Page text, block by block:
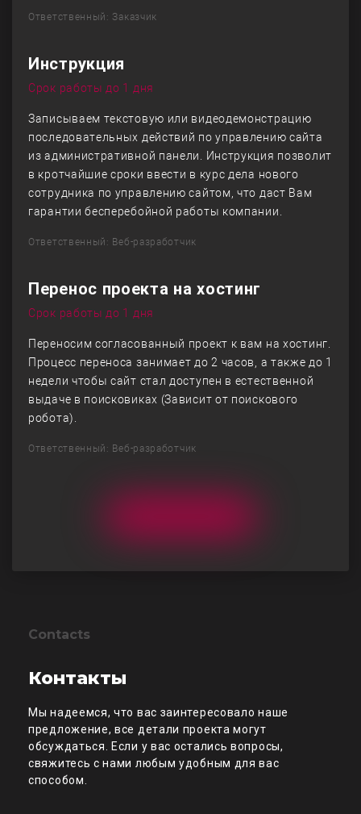
Ответственный: Заказчик
Инструкция
Срок работы до 1 дня
Записываем текстовую или видеодемонстрацию
последовательных действий по управлению сайта
из административной панели. Инструкция позволит
в кротчайшие сроки ввести в курс дела нового
сотрудника по управлению сайтом, что даст Вам
гарантии бесперебойной работы компании.
Ответственный: Веб-разработчик
Перенос проекта на хостинг
Срок работы до 1 дня
Переносим согласованный проект к вам на хостинг.
Процесс переноса занимает до 2 часов, а также до 1
недели чтобы сайт стал доступен в естественной
выдаче в поисковиках (Зависит от поискового
робота).
Ответственный: Веб-разработчик
Contacts
Контакты
Мы надеемся, что вас заинтересовало наше
предложение, все детали проекта могут
обсуждаться. Если у вас остались вопросы,
свяжитесь с нами любым удобным для вас
способом.